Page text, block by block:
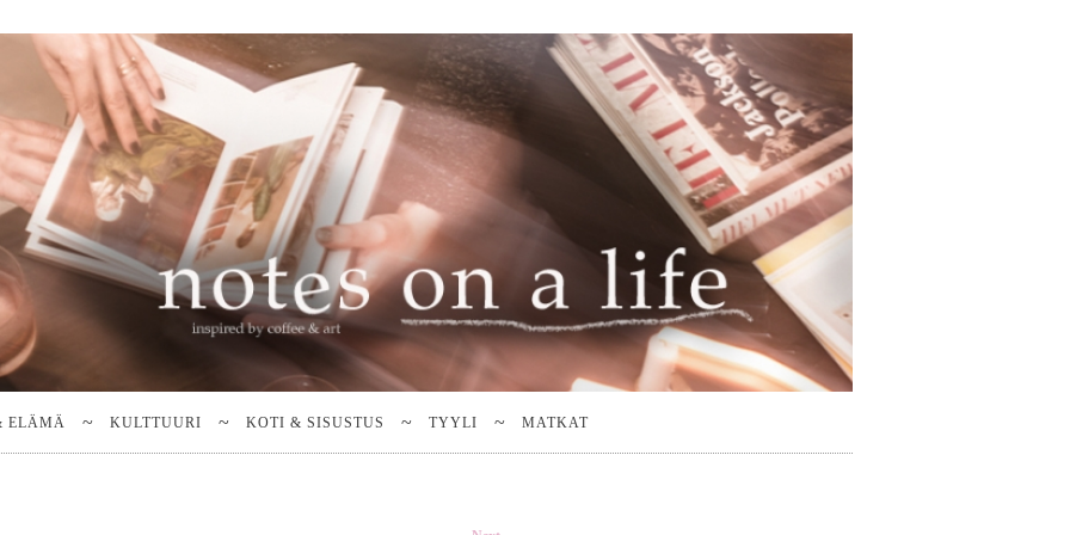
ELÄMÄ KULTTUURI KOTI & SISUSTUS TYYLI MATKAT